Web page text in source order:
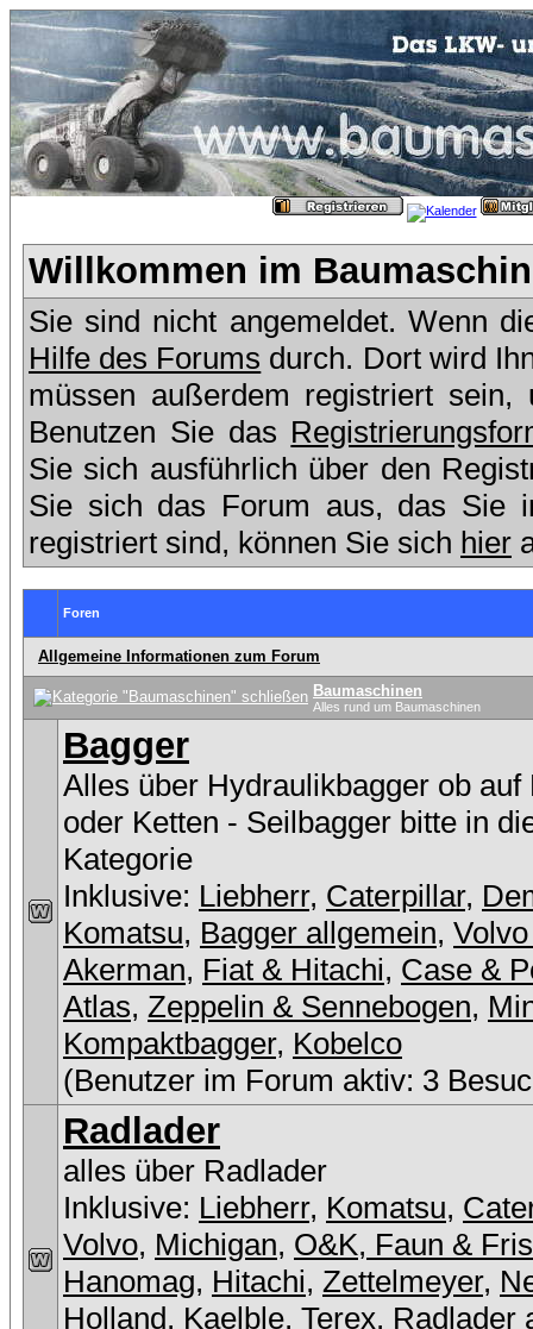
Willkommen im
Sie sind nicht angemeldet. Wenn
Hilfe des Forums durch. Dort wird
müssen außerdem registriert
Benutzen Sie das
Sie sich ausführlich über den
Sie sich das Forum aus, das Sie
registriert sind, können Sie sich hier
Foren
Allgemeine Informationen zum Forum
Baumaschinen
Alles rund um Baumaschinen
Bagger
Alles über Hydraulikbagger ob auf
oder Ketten - Seilbagger bitte in
Kategorie
Inklusive: Liebherr, Caterpillar,
Komatsu, Bagger allgemein,
Akerman, Fiat & Hitachi, Case &
Atlas, Zeppelin & Sennebogen,
Kompaktbagger, Kobelco
(Benutzer im Forum aktiv: 3
Radlader
alles über Radlader
Inklusive: Liebherr, Komatsu,
Volvo, Michigan, O&K, Faun &
Hanomag, Hitachi, Zettelmeyer,
Holland, Kaelble, Terex, Radlader